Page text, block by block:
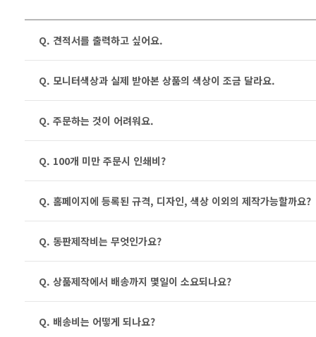
Q. 견적서를 출력하고 싶어요.
Q. 모니터색상과 실제 받아본 상품의 색상이 조금 달라요.
Q. 주문하는 것이 어려워요.
Q. 100개 미만 주문시 인쇄비?
Q. 홈페이지에 등록된 규격, 디자인, 색상 이외의 제작가능할까요?
Q. 동판제작비는 무엇인가요?
Q. 상품제작에서 배송까지 몇일이 소요되나요?
Q. 배송비는 어떻게 되나요?